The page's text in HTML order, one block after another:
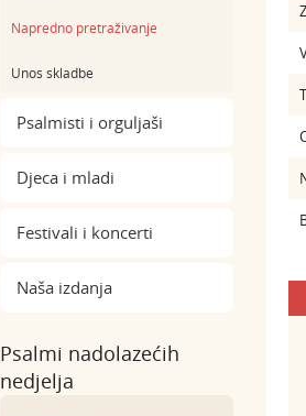
Napredno pretraživanje
Unos skladbe
Psalmisti i orguljaši
Djeca i mladi
Festivali i koncerti
Naša izdanja
Psalmi nadolazećih
nedjelja